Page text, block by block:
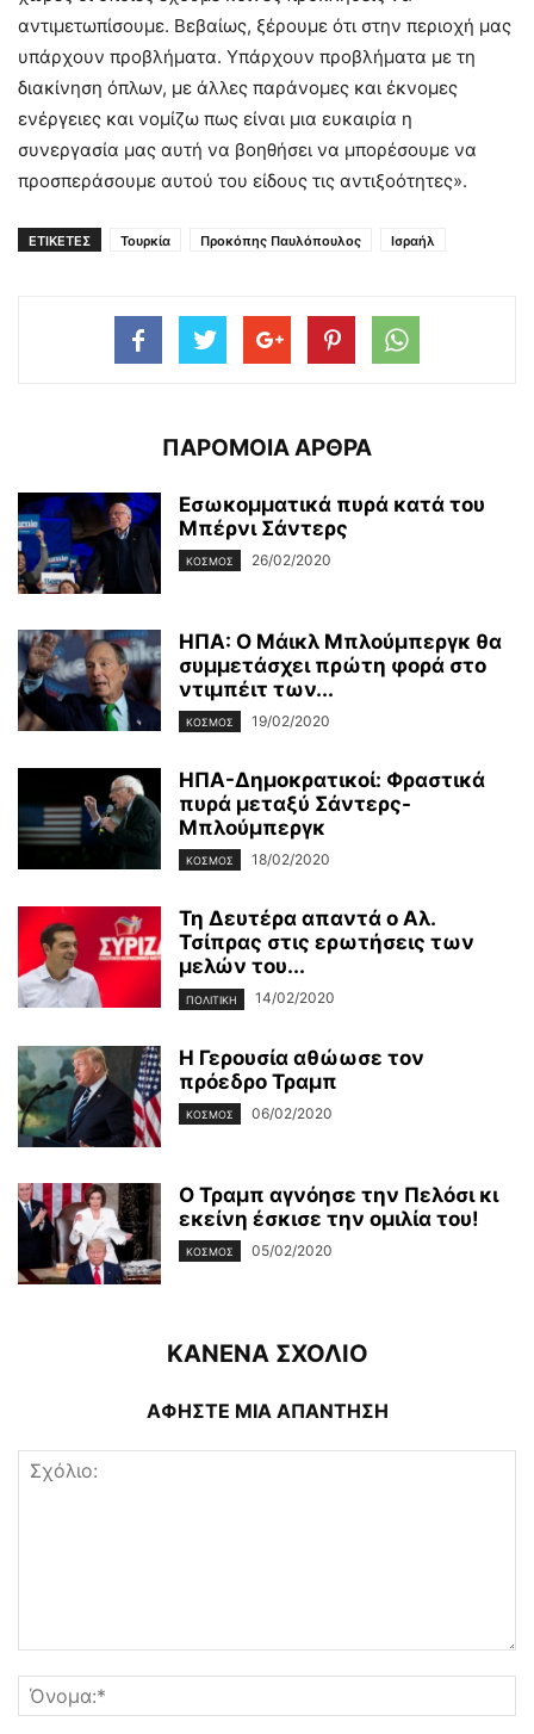
αντιμετωπίσουμε. Βεβαίως, ξέρουμε ότι στην περιοχή μας
υπάρχουν προβλήματα. Υπάρχουν προβλήματα με τη
διακίνηση όπλων, με άλλες παράνομες και έκνομες
ενέργειες και νομίζω πως είναι μια ευκαιρία η
συνεργασία μας αυτή να βοηθήσει να μπορέσουμε να
προσπεράσουμε αυτού του είδους τις αντιξοότητες».
ΕΤΙΚΕΤΕΣ Τουρκία Προκόπης Παυλόπουλος Ισραήλ
ΠΑΡΟΜΟΙΑ ΑΡΘΡΑ
Εσωκομματικά πυρά κατά του
Μπέρνι Σάντερς
ΚΌΣΜΟΣ 26/02/2020
ΗΠΑ: Ο Μάικλ Μπλούμπεργκ θα
συμμετάσχει πρώτη φορά στο
ντιμπέιτ των...
ΚΌΣΜΟΣ 19/02/2020
ΗΠΑ-Δημοκρατικοί: Φραστικά
πυρά μεταξύ Σάντερς-
Μπλούμπεργκ
ΚΌΣΜΟΣ 18/02/2020
Τη Δευτέρα απαντά ο Αλ.
Τσίπρας στις ερωτήσεις των
μελών του...
ΠΟΛΙΤΙΚΉ 14/02/2020
Η Γερουσία αθώωσε τον
πρόεδρο Τραμπ
ΚΌΣΜΟΣ 06/02/2020
Ο Τραμπ αγνόησε την Πελόσι κι
εκείνη έσκισε την ομιλία του!
ΚΌΣΜΟΣ 05/02/2020
ΚΑΝΕΝΑ ΣΧΟΛΙΟ
ΑΦΗΣΤΕ ΜΙΑ ΑΠΑΝΤΗΣΗ